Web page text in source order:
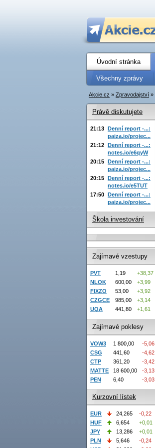
Úvodní stránka
Všechny zprávy
Akcie.cz » Zpravodajství »
Právě diskutujete
21:13 Denní report -...:
paiza.io/projec...
21:12 Denní report -...:
notes.io/e6qyW
20:15 Denní report -...:
paiza.io/projec...
20:15 Denní report -...:
notes.io/e5TUT
17:50 Denní report -...:
paiza.io/projec...
Škola investování
Zajímavé vzestupy
PVT 1,19
+38,37
NLOK
600,00
+3,99
FIXZO
53,00
+3,92
CZGCE
985,00
+3,14
UQA
441,80 +1,61
Zajímavé poklesy
VOW3 1 800,00
-5,06
CSG
441,60
-4,62
CTP
361,20
-3,42
MATTE
18 600,00
-3,13
PEN
6,40 -3,03
Kurzovní lístek
EUR 24,265
-0,22
HUF
6,654
+0,01
JPY
13,286
+0,01
PLN
5,646
-0,24